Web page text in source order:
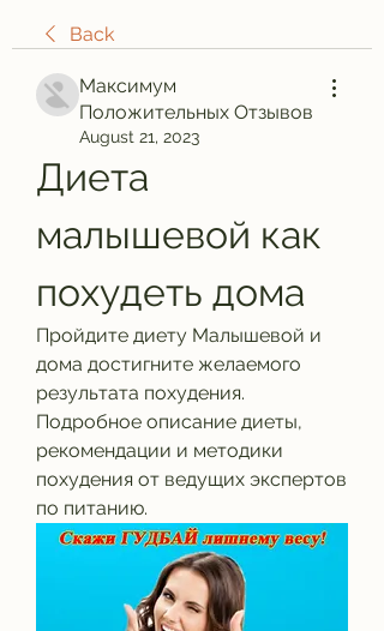
Back
Максимум
Положительных Отзывов
August 21, 2023
Диета
малышевой как
похудеть дома
Пройдите диету Малышевой и
дома достигните желаемого
результата похудения.
Подробное описание диеты,
рекомендации и методики
похудения от ведущих экспертов
по питанию.